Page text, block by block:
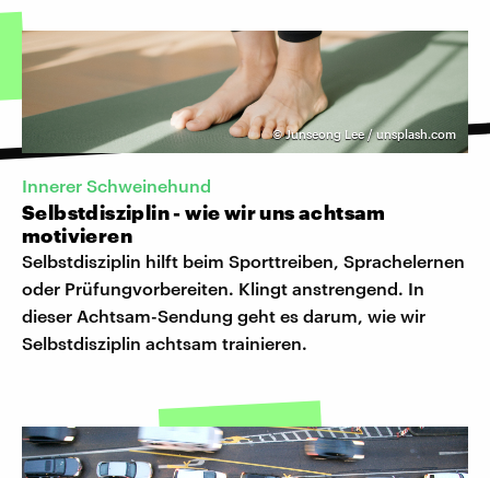
©Junseong Lee / unsplash.com
Innerer Schweinehund
Selbstdisziplin - wie wir uns achtsam
motivieren
Selbstdisziplin hilft beim Sporttreiben, Sprachelernen
oder Prüfungvorbereiten. Klingt anstrengend. In
dieser Achtsam-Sendung geht es darum, wie wir
Selbstdisziplin achtsam trainieren.